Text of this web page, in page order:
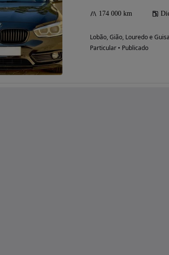
174 000 km
Lobão, Gião, Louredo e
Particular • Publicado